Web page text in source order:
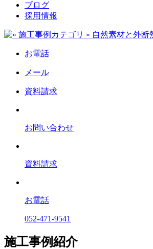
ブログ
採用情報
お電話
メール
資料請求
お問い合わせ
資料請求
お電話
052-471-9541
施工事例紹介